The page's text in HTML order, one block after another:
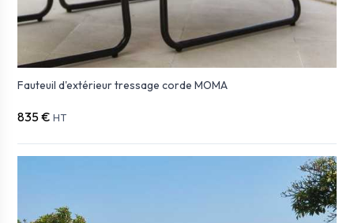
Fauteuil d'extérieur tressage corde MOMA
835 € HT